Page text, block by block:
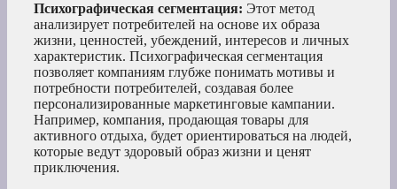
Психографическая сегментация: Этот метод
анализирует потребителей на основе их образа
жизни, ценностей, убеждений, интересов и личных
характеристик. Психографическая сегментация
позволяет компаниям глубже понимать мотивы и
потребности потребителей, создавая более
персонализированные маркетинговые кампании.
Например, компания, продающая товары для
активного отдыха, будет ориентироваться на людей,
которые ведут здоровый образ жизни и ценят
приключения.